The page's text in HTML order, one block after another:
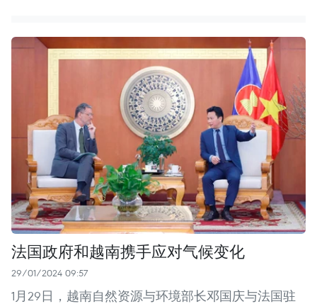
法国政府和越南携手应对气候变化
29/01/2024 09:57
1月29日，越南自然资源与环境部长邓国庆与法国驻